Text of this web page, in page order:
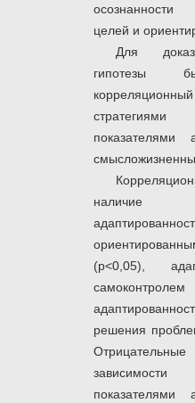
целей и
Для
гипотезы
показателями
наличие
(р<0,05),
решения
показателями